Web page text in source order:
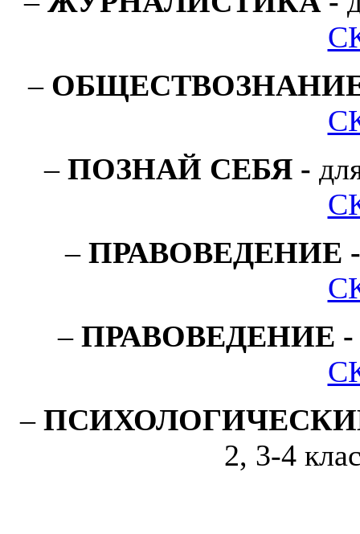
–
– ПОЗНАЙ СЕБЯ -
– ПРАВОВЕДЕНИЕ -
– ПРАВОВЕДЕНИЕ -
–
2, 3-4